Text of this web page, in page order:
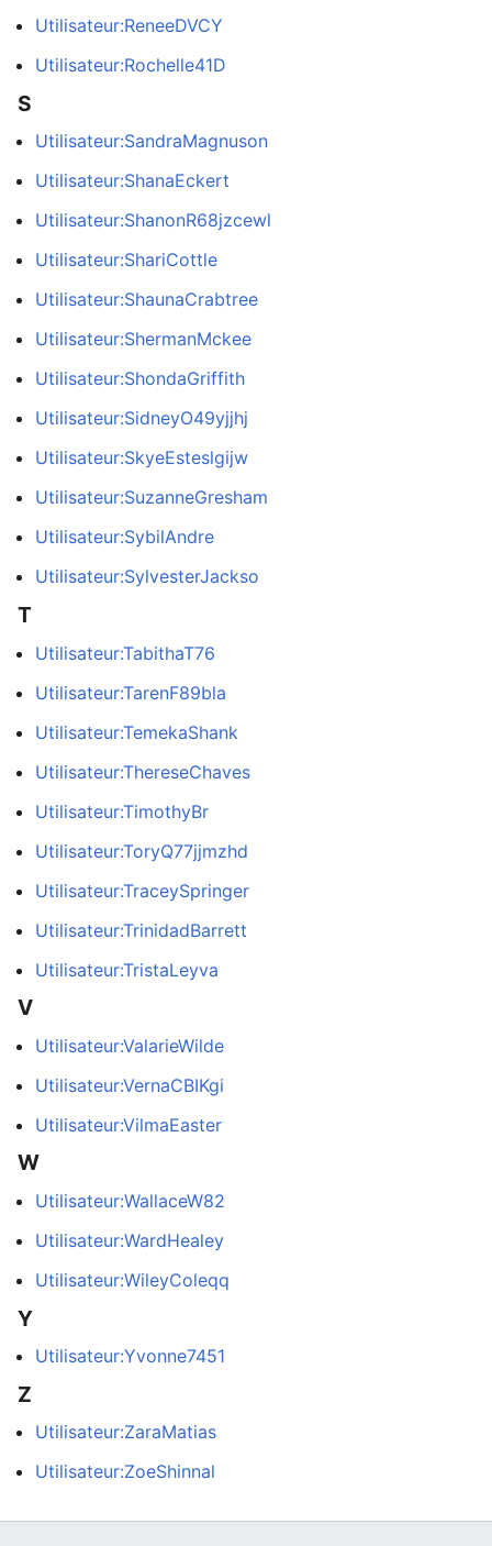
Utilisateur:ReneeDVCY
Utilisateur:Rochelle41D
S
Utilisateur:SandraMagnuson
Utilisateur:ShanaEckert
Utilisateur:ShanonR68jzcewl
Utilisateur:ShariCottle
Utilisateur:ShaunaCrabtree
Utilisateur:ShermanMckee
Utilisateur:ShondaGriffith
Utilisateur:SidneyO49yjjhj
Utilisateur:SkyeEsteslgijw
Utilisateur:SuzanneGresham
Utilisateur:SybilAndre
Utilisateur:SylvesterJackso
T
Utilisateur:TabithaT76
Utilisateur:TarenF89bla
Utilisateur:TemekaShank
Utilisateur:ThereseChaves
Utilisateur:TimothyBr
Utilisateur:ToryQ77jjmzhd
Utilisateur:TraceySpringer
Utilisateur:TrinidadBarrett
Utilisateur:TristaLeyva
V
Utilisateur:ValarieWilde
Utilisateur:VernaCBIKgi
Utilisateur:VilmaEaster
W
Utilisateur:WallaceW82
Utilisateur:WardHealey
Utilisateur:WileyColeqq
Y
Utilisateur:Yvonne7451
Z
Utilisateur:ZaraMatias
Utilisateur:ZoeShinnal